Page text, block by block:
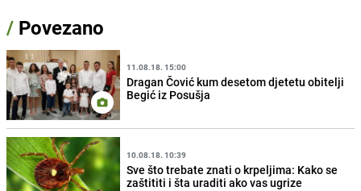
/ Povezano
11.08.18. 15:00
Dragan Čović kum desetom djetetu obitelji
Begić iz Posušja
10.08.18. 10:39
Sve što trebate znati o krpeljima: Kako se
zaštititi i šta uraditi ako vas ugrize